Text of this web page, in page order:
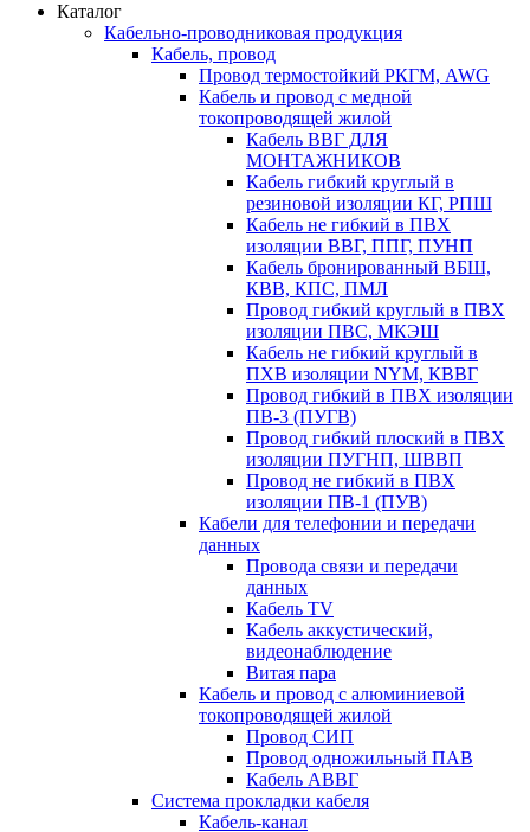
Каталог
Кабельно-проводниковая продукция
Кабель, провод
Провод термостойкий РКГМ, AWG
Кабель и провод с медной
токопроводящей жилой
Кабель ВВГ ДЛЯ
МОНТАЖНИКОВ
Кабель гибкий круглый в
резиновой изоляции КГ, РПШ
Кабель не гибкий в ПВХ
изоляции ВВГ, ППГ, ПУНП
Кабель бронированный ВБШ,
КВВ, КПС, ПМЛ
Провод гибкий круглый в ПВХ
изоляции ПВС, МКЭШ
Кабель не гибкий круглый в
ПХВ изоляции NYM, КВВГ
Провод гибкий в ПВХ изоляции
ПВ-3 (ПУГВ)
Провод гибкий плоский в ПВХ
изоляции ПУГНП, ШВВП
Провод не гибкий в ПВХ
изоляции ПВ-1 (ПУВ)
Кабели для телефонии и передачи
данных
Провода связи и передачи
данных
Кабель TV
Кабель аккустический,
видеонаблюдение
Витая пара
Кабель и провод с алюминиевой
токопроводящей жилой
Провод СИП
Провод одножильный ПАВ
Кабель АВВГ
Система прокладки кабеля
Кабель-канал